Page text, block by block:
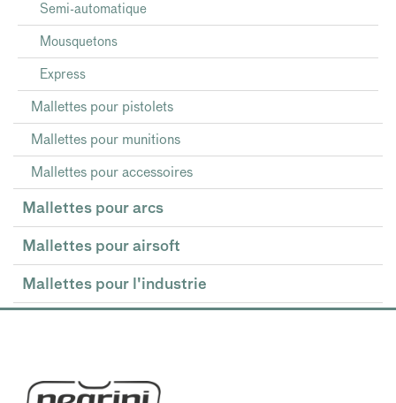
Semi-automatique
Mousquetons
Express
Mallettes pour pistolets
Mallettes pour munitions
Mallettes pour accessoires
Mallettes pour arcs
Mallettes pour airsoft
Mallettes pour l'industrie